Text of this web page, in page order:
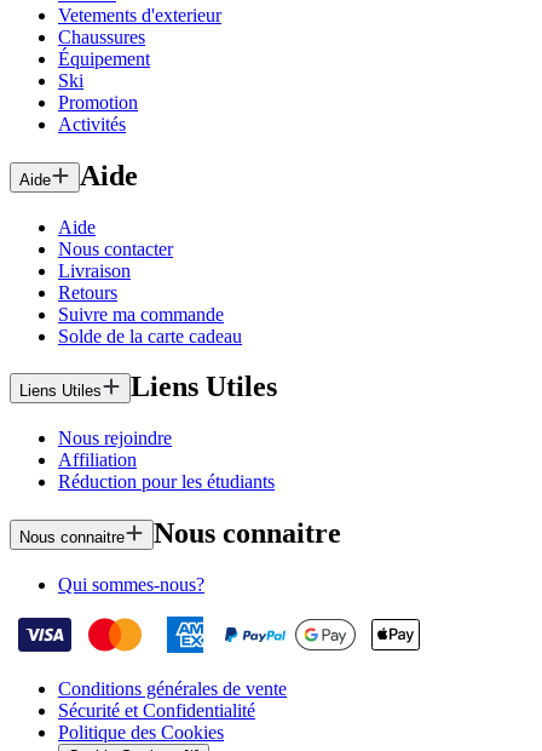
Vetements d'exterieur
Chaussures
Équipement
Ski
Promotion
Activités
Aide Aide
Aide
Nous contacter
Livraison
Retours
Suivre ma commande
Solde de la carte cadeau
Liens Utiles Liens Utiles
Nous rejoindre
Affiliation
Réduction pour les étudiants
Nous connaitre Nous connaitre
Qui sommes-nous?
Conditions générales de vente
Sécurité et Confidentialité
Politique des Cookies